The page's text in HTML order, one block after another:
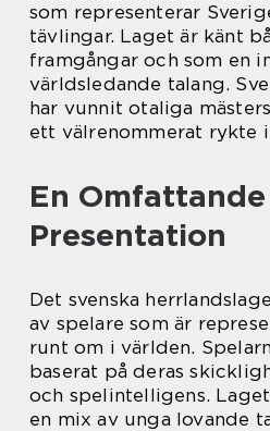
som representerar
tävlingar. Laget är känt
framgångar och som en
världsledande talang.
har vunnit otaliga
ett välrenommerat rykte
En Omfattande
Presentation
Det svenska
av spelare som är
runt om i världen.
baserat på deras
och spelintelligens.
en mix av unga lovande